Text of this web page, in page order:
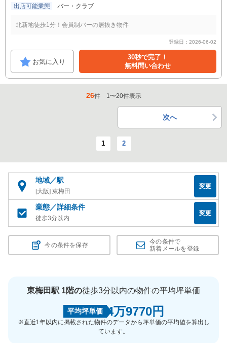
出店可能業態
バー・クラブ
北新地徒歩1分！会員制バーの居抜き物件
登録日：2026-06-02
お気に入り
30秒で完了！
無料問い合わせ
26件 1〜20件表示
次へ
1 2
地域／駅
[大阪] 東梅田
変更
業態／詳細条件
徒歩3分以内
変更
今の条件を保存
今の条件で
新着メールを登録
東梅田駅 1階の徒歩3分以内の物件の平均坪単価
平均坪単価 4万9770円
※直近1年以内に掲載された物件のデータから坪単価の平均値を算出し
ています。